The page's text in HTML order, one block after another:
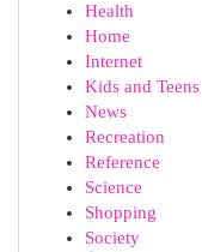
Health
Home
Internet
Kids and Teens
News
Recreation
Reference
Science
Shopping
Society